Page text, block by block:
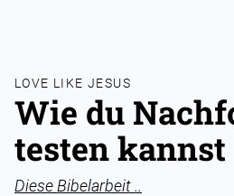
LOVE LIKE JESUS
Wie du
testen kannst
Diese Bibelarbeit ..